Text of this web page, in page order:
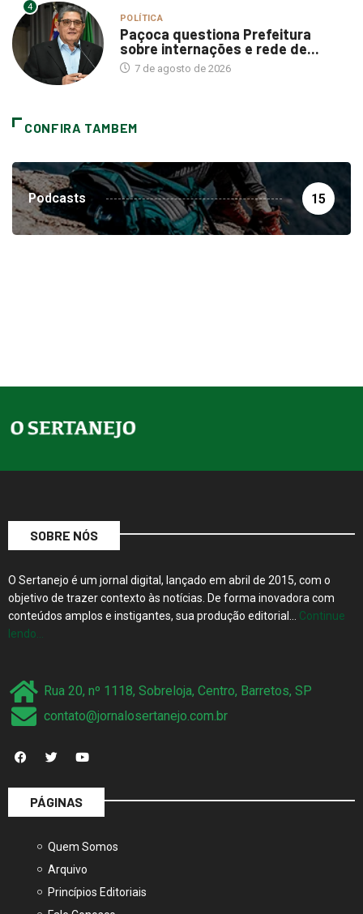
4
POLÍTICA
Paçoca questiona Prefeitura
sobre internações e rede de...
7 de agosto de 2026
CONFIRA TAMBEM
Podcasts 15
SOBRE NÓS
O Sertanejo é um jornal digital, lançado em abril de 2015, com o
objetivo de trazer contexto às notícias. De forma inovadora com
conteúdos amplos e instigantes, sua produção editorial… Continue
lendo…
Rua 20, nº 1118, Sobreloja, Centro, Barretos, SP
contato@jornalosertanejo.com.br
PÁGINAS
Quem Somos
Arquivo
Princípios Editoriais